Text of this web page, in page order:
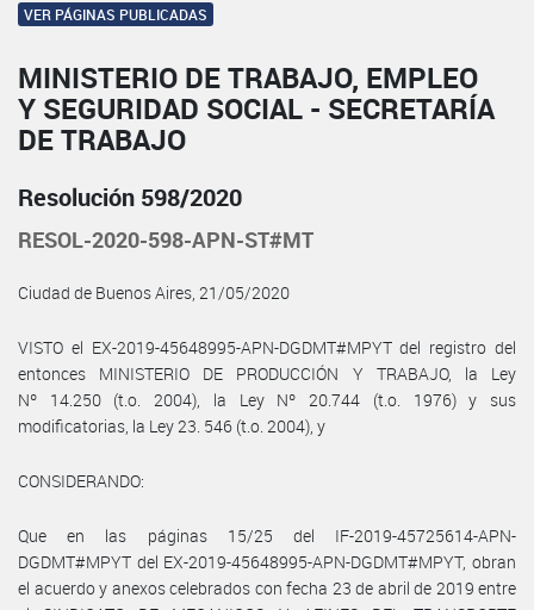
VER PÁGINAS PUBLICADAS
MINISTERIO DE TRABAJO, EMPLEO
Y SEGURIDAD SOCIAL - SECRETARÍA
DE TRABAJO
Resolución 598/2020
RESOL-2020-598-APN-ST#MT
Ciudad de Buenos Aires, 21/05/2020
VISTO el EX-2019-45648995-APN-DGDMT#MPYT del registro del
entonces MINISTERIO DE PRODUCCIÓN Y TRABAJO, la Ley
Nº 14.250 (t.o. 2004), la Ley Nº 20.744 (t.o. 1976) y sus
modificatorias, la Ley 23. 546 (t.o. 2004), y
CONSIDERANDO:
Que en las páginas 15/25 del IF-2019-45725614-APN-
DGDMT#MPYT del EX-2019-45648995-APN-DGDMT#MPYT, obran
el acuerdo y anexos celebrados con fecha 23 de abril de 2019 entre